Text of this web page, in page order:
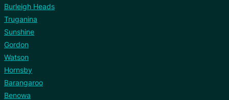
Burleigh Heads
Truganina
Sunshine
Gordon
Watson
Hornsby
Barangaroo
Benowa